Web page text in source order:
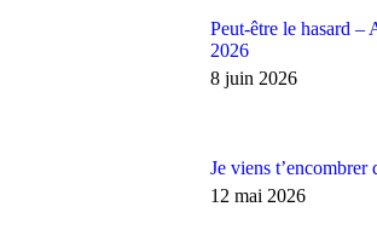
Peut-être le hasard –
2026
8 juin 2026
Je viens
12 mai 2026